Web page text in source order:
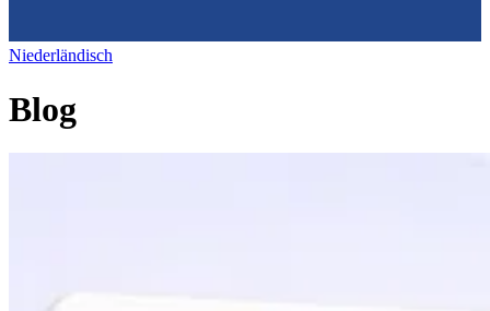
Niederländisch
Blog